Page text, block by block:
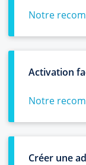
Notre
Activation
Notre
Créer une